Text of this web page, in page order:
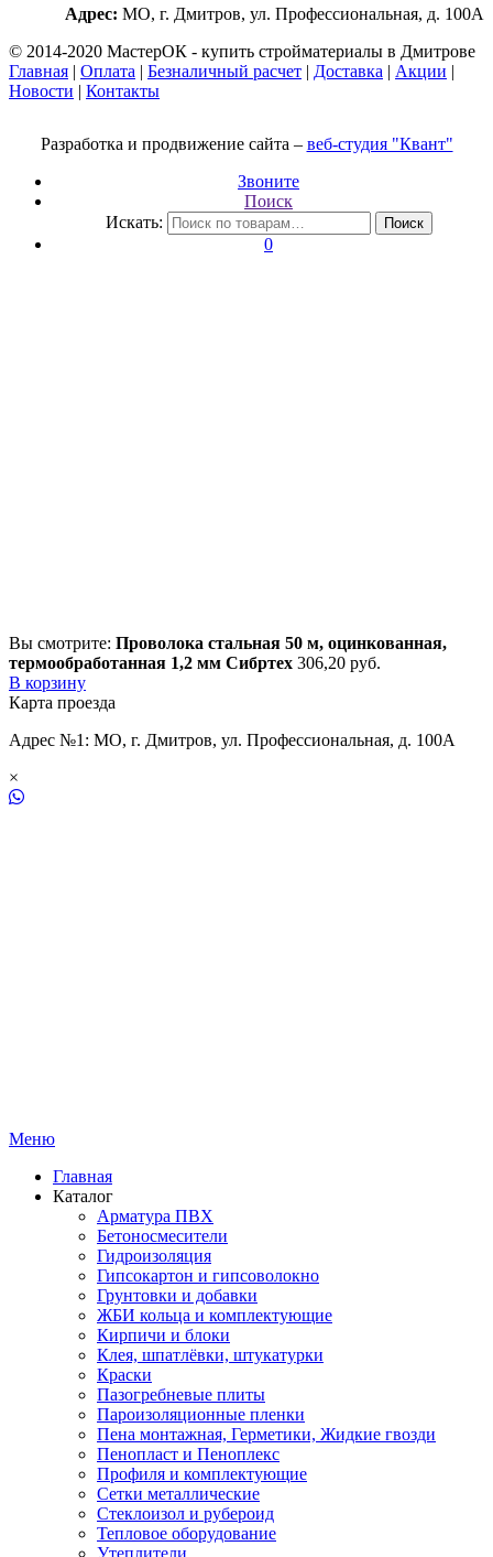
Адрес: МО, г. Дмитров, ул. Профессиональная, д. 100А
© 2014-2020 МастерОК - купить стройматериалы в Дмитрове
Главная | Оплата | Безналичный расчет | Доставка | Акции |
Новости | Контакты
Разработка и продвижение сайта – веб-студия "Квант"
Звоните
Поиск
Искать:
Поиск
0
Вы смотрите: Проволока стальная 50 м, оцинкованная,
термообработанная 1,2 мм Сибртех 306,20 руб.
В корзину
Карта проезда
Адрес №1: МО, г. Дмитров, ул. Профессиональная, д. 100А
×
Меню
Главная
Каталог
Арматура ПВХ
Бетоносмесители
Гидроизоляция
Гипсокартон и гипсоволокно
Грунтовки и добавки
ЖБИ кольца и комплектующие
Кирпичи и блоки
Клея, шпатлёвки, штукатурки
Краски
Пазогребневые плиты
Пароизоляционные пленки
Пена монтажная, Герметики, Жидкие гвозди
Пенопласт и Пеноплекс
Профиля и комплектующие
Сетки металлические
Стеклоизол и рубероид
Тепловое оборудование